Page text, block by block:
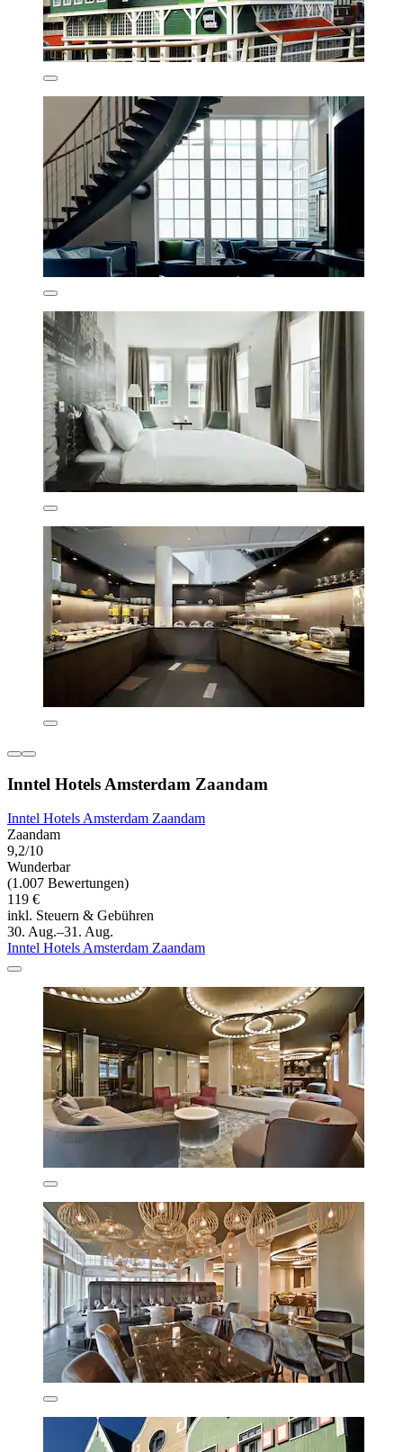
Inntel Hotels Amsterdam Zaandam
Inntel Hotels Amsterdam Zaandam
Zaandam
9,2/10
Wunderbar
(1.007 Bewertungen)
119 €
inkl. Steuern & Gebühren
30. Aug.–31. Aug.
Inntel Hotels Amsterdam Zaandam